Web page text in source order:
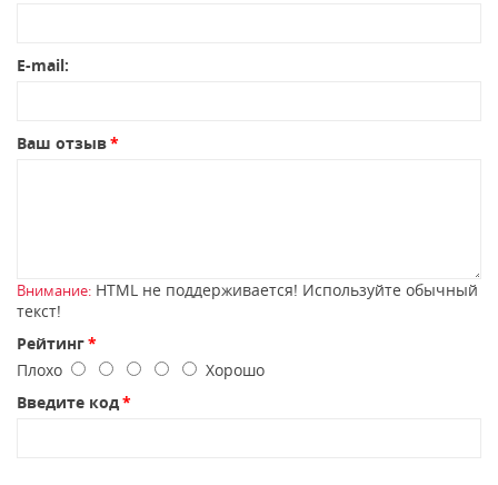
E-mail:
Ваш отзыв
Внимание: HTML не поддерживается! Используйте обычный
текст!
Рейтинг
Плохо
Хорошо
Введите код